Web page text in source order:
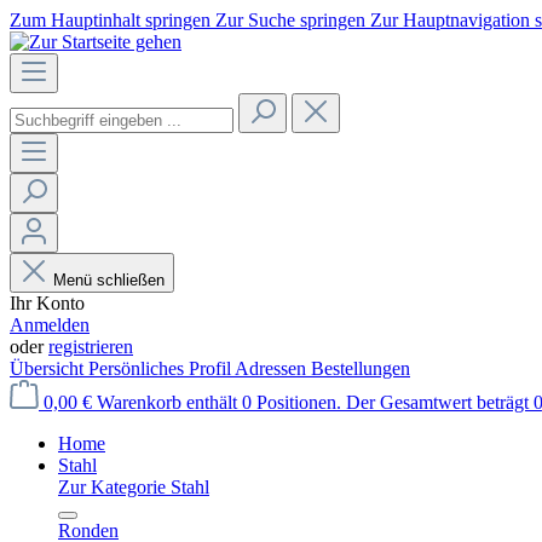
Zum Hauptinhalt springen Zur Suche springen Zur Hauptnavigation
Menü schließen
Ihr Konto
Anmelden
oderregistrieren
Übersicht Persönliches Profil Adressen Bestellungen
0,00 € Warenkorb enthält 0 Positionen. Der Gesamtwert beträgt
Home
Stahl
Zur Kategorie Stahl
Ronden